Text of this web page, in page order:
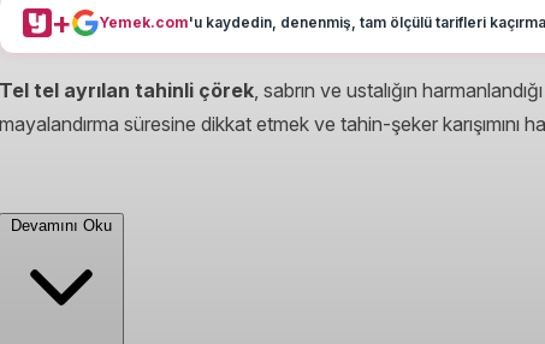
+ Yemek.com'u kaydedin, denenmiş, tam ölçülü tarifleri
Tel tel ayrılan tahinli çörek, sabrın ve ustalığın
mayalandırma süresine dikkat etmek ve tahin-şeker karışımını
Devamını Oku